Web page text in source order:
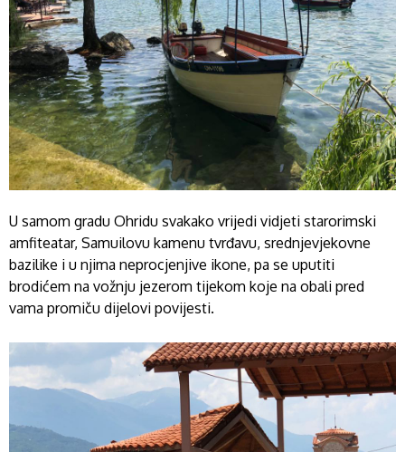
U samom gradu Ohridu svakako vrijedi vidjeti starorimski
amfiteatar, Samuilovu kamenu tvrđavu, srednjevjekovne
bazilike i u njima neprocjenjive ikone, pa se uputiti
brodićem na vožnju jezerom tijekom koje na obali pred
vama promiču dijelovi povijesti.